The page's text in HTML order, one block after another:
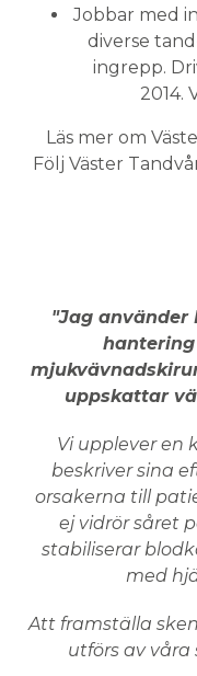
Jobbar med
diverse
ingrepp.
2014.
Läs mer om
Följ Väster
"Jag använder
uppskattar
Vi upplever en
beskriver sina
orsakerna till
ej vidrör såret
stabiliserar
med
Att framställa
utförs av våra